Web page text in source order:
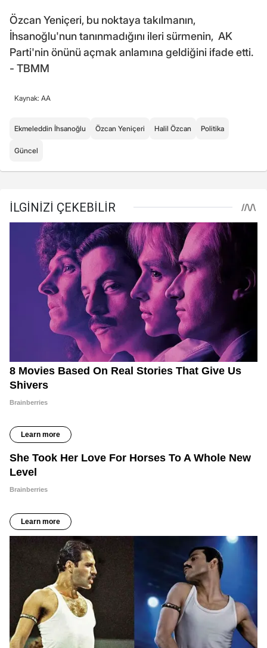
Özcan Yeniçeri, bu noktaya takılmanın,
İhsanoğlu'nun tanınmadığını ileri sürmenin, AK
Parti'nin önünü açmak anlamına geldiğini ifade etti.
- TBMM
Kaynak: AA
Ekmeleddin İhsanoğlu Özcan Yeniçeri Halil Özcan Politika
Güncel